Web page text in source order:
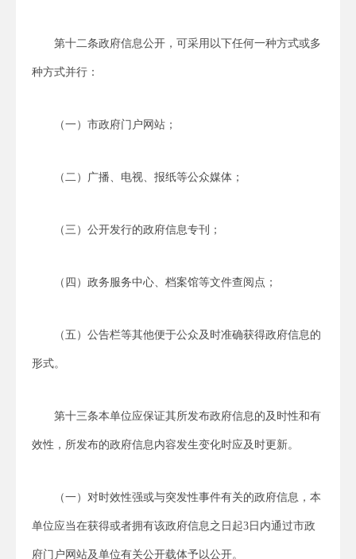
第十二条政府信息公开，可采用以下任何一种方式或多
种方式并行：
（一）市政府门户网站；
（二）广播、电视、报纸等公众媒体；
（三）公开发行的政府信息专刊；
（四）政务服务中心、档案馆等文件查阅点；
（五）公告栏等其他便于公众及时准确获得政府信息的
形式。
第十三条本单位应保证其所发布政府信息的及时性和有
效性，所发布的政府信息内容发生变化时应及时更新。
（一）对时效性强或与突发性事件有关的政府信息，本
单位应当在获得或者拥有该政府信息之日起3日内通过市政
府门户网站及单位有关公开载体予以公开。